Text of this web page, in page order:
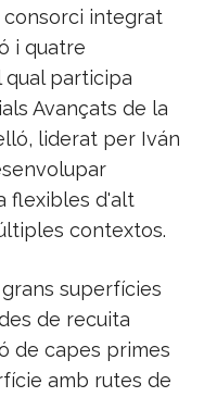
integrat
i quatre
qual participa
Avançats de la
liderat per Iván
flexibles d'alt
contextos.
superfícies
de recuita
de capes primes
amb rutes de